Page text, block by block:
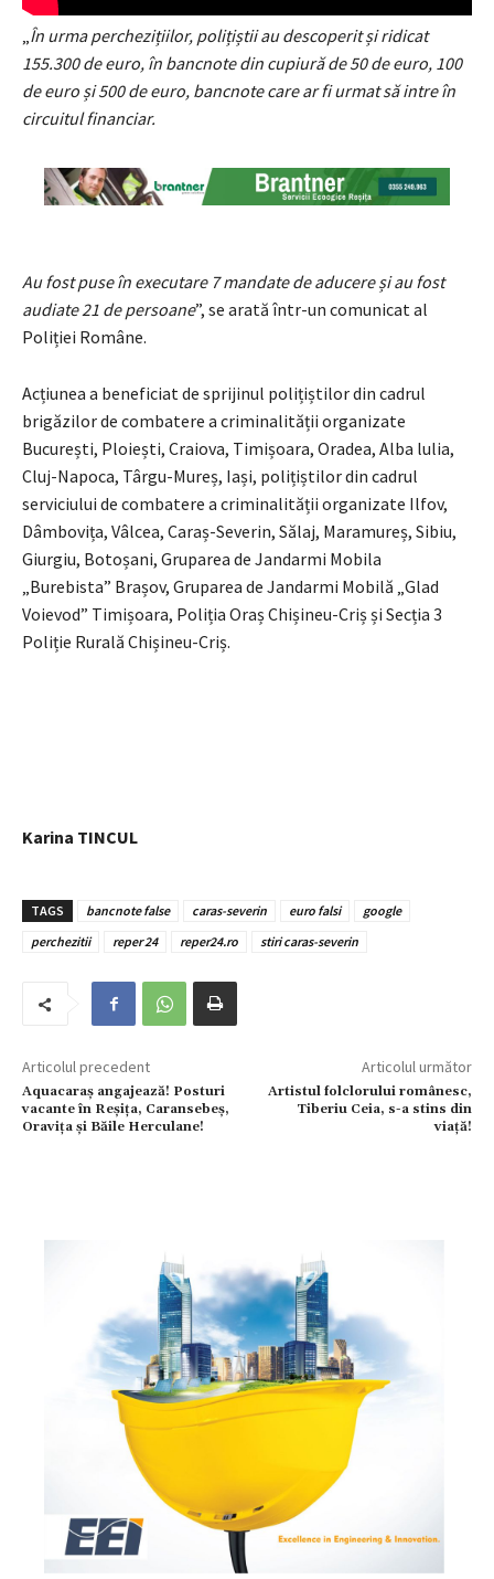
„În urma perchezițiilor, polițiștii au descoperit și ridicat
155.300 de euro, în bancnote din cupiură de 50 de euro, 100
de euro și 500 de euro, bancnote care ar fi urmat să intre în
circuitul financiar.
Au fost puse în executare 7 mandate de aducere și au fost
audiate 21 de persoane”, se arată într-un comunicat al
Poliției Române.
Acțiunea a beneficiat de sprijinul polițiștilor din cadrul
brigăzilor de combatere a criminalității organizate
București, Ploiești, Craiova, Timișoara, Oradea, Alba lulia,
Cluj-Napoca, Târgu-Mureș, Iași, polițiștilor din cadrul
serviciului de combatere a criminalității organizate Ilfov,
Dâmbovița, Vâlcea, Caraș-Severin, Sălaj, Maramureș, Sibiu,
Giurgiu, Botoșani, Gruparea de Jandarmi Mobila
„Burebista” Brașov, Gruparea de Jandarmi Mobilă „Glad
Voievod” Timișoara, Poliția Oraș Chișineu-Criș și Secția 3
Poliție Rurală Chișineu-Criș.
Karina TINCUL
TAGS bancnote false caras-severin euro falsi
google
perchezitii
reper 24 reper24.ro stiri caras-severin
Articolul precedent
Aquacaraș angajează! Posturi
vacante în Reșița, Caransebeș,
Oravița și Băile Herculane!
Articolul următor
Artistul folclorului românesc,
Tiberiu Ceia, s-a stins din
viață!